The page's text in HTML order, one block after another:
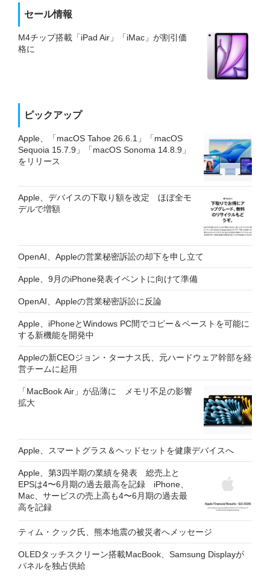
セール情報
M4チップ搭載「iPad Air」「iMac」が割引価
格に
ピックアップ
Apple、「macOS Tahoe 26.6.1」「macOS
Sequoia 15.7.9」「macOS Sonoma 14.8.9」
をリリース
Apple、デバイスの下取り額を改定 ほぼ全モ
デルで増額
OpenAI、Appleの営業秘密訴訟の却下を申し立て
Apple、9月のiPhone発表イベントに向けて準備
OpenAI、Appleの営業秘密訴訟に反論
Apple、iPhoneとWindows PC間でコピー＆ペーストを可能に
する新機能を開発中
Appleの新CEOジョン・ターナス氏、元ハードウェア幹部を経
営チームに起用
「MacBook Air」が品薄に メモリ不足の影響
拡大
Apple、スマートグラス＆ヘッドセットを健康デバイスへ
Apple、第3四半期の業績を発表 総売上と
EPSは4〜6月期の過去最高を記録 iPhone、
Mac、サービスの売上高も4〜6月期の過去最
高を記録
ティム・クック氏、熊本地震の被災者へメッセージ
OLEDタッチスクリーン搭載MacBook、Samsung Displayが
パネルを独占供給